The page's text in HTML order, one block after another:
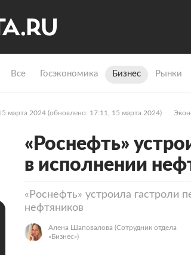
Все Госэкономика Бизнес Рынки
марта 2024 (обновлено: 17:11, 15 марта 2024)
«Роснефть»
в исполнении
«Роснефть» устроила гастроли
нефтяников
Алена Шаповалова (Сотрудник отдела
«‎Бизнес»)